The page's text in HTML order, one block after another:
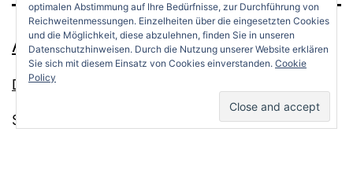
ANDREAS OPPERMANN
Datenschutz
Stolz präsentiert von WordPress.
optimalen Abstimmung auf Ihre Bedürfnisse, zur Durchführung von
Reichweitenmessungen. Einzelheiten über die eingesetzten Cookies
und die Möglichkeit, diese abzulehnen, finden Sie in unseren
Datenschutzhinweisen. Durch die Nutzung unserer Website erklären
Sie sich mit diesem Einsatz von Cookies einverstanden. Cookie
Policy